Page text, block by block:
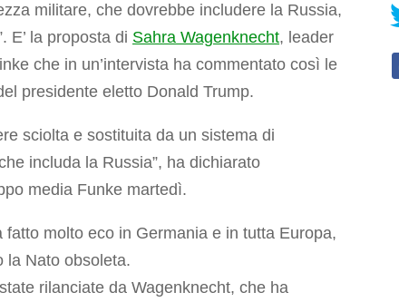
militare, che dovrebbe includere la Russia,
E’ la proposta di Sahra Wagenknecht, leader
che in un’intervista ha commentato così le
presidente eletto Donald Trump.
sciolta e sostituita da un sistema di
includa la Russia”, ha dichiarato
media Funke martedì.
fatto molto eco in Germania e in tutta Europa,
la Nato obsoleta.
rilanciate da Wagenknecht, che ha